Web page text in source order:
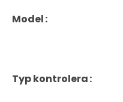
Model
Typ kontrolera